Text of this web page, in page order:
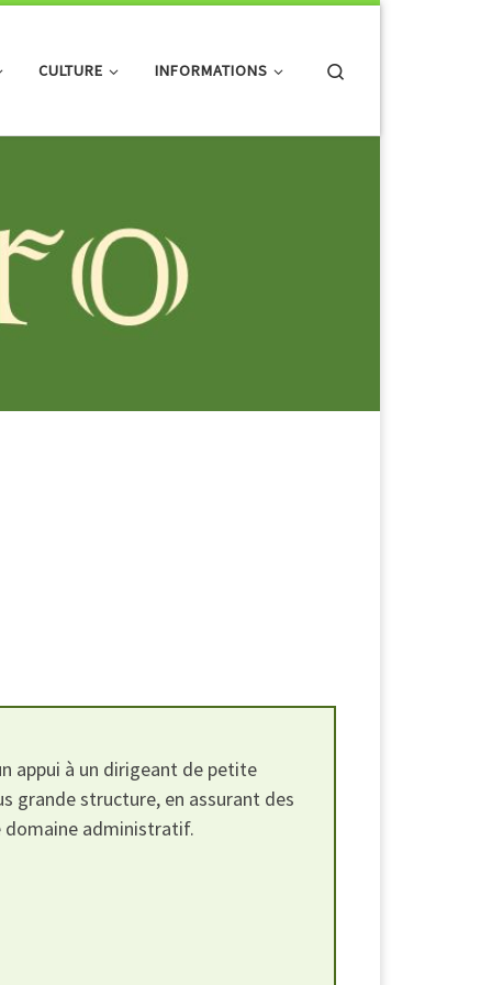
CULTURE INFORMATIONS
appui à un dirigeant de petite
grande structure, en assurant des
domaine administratif.